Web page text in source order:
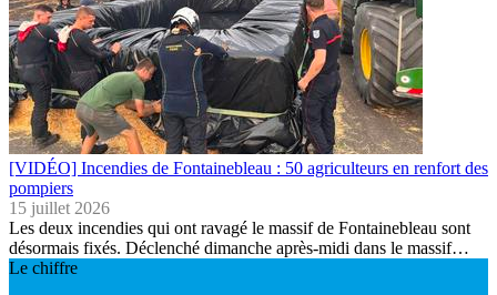
[VIDÉO] Incendies de Fontainebleau : 50 agriculteurs en renfort des
pompiers
15 juillet 2026
Les deux incendies qui ont ravagé le massif de Fontainebleau sont
désormais fixés. Déclenché dimanche après-midi dans le massif…
Le chiffre